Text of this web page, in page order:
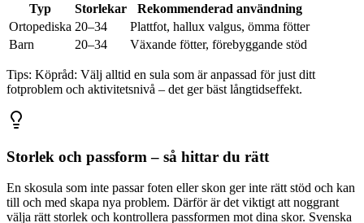
Typ Storlekar
Rekommenderad användning
Ortopediska 20–34
Plattfot, hallux valgus, ömma fötter
Barn
20–34 Växande fötter, förebyggande stöd
Tips: Köpråd: Välj alltid en sula som är anpassad för just ditt
fotproblem och aktivitetsnivå – det ger bäst långtidseffekt.
Storlek och passform – så hittar du rätt
En skosula som inte passar foten eller skon ger inte rätt stöd och kan
till och med skapa nya problem. Därför är det viktigt att noggrant
välja rätt storlek och kontrollera passformen mot dina skor. Svenska